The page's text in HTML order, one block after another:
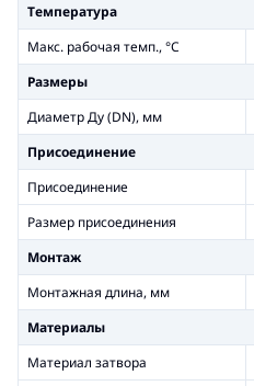
Температура
Макс. рабочая темп., °С
Размеры
Диаметр Ду (DN), мм
Присоединение
Присоединение
Размер присоединения
Монтаж
Монтажная длина, мм
Материалы
Материал затвора